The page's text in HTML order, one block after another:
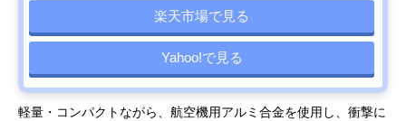
楽天市場で見る
Yahoo!で見る
軽量・コンパクトながら、航空機用アルミ合金を使用し、衝撃に